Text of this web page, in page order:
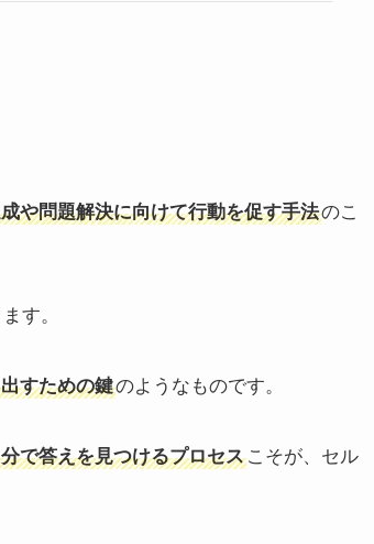
や問題解決に向けて行動を促す手法のこ
す。
すための鍵のようなものです。
で答えを見つけるプロセス こそが、セル